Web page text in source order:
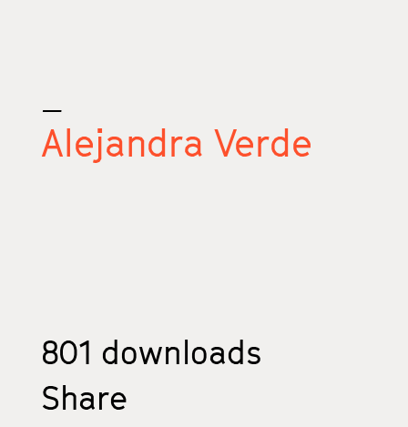
_
Alejandra Verde
801 downloads
Share